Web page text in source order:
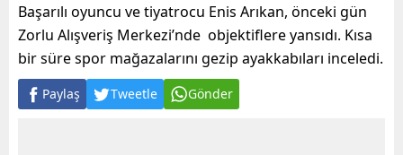
Başarılı oyuncu ve tiyatrocu Enis Arıkan, önceki gün
Zorlu Alışveriş Merkezi’nde objektiflere yansıdı. Kısa
bir süre spor mağazalarını gezip ayakkabıları inceledi.
Paylaş Tweetle Gönder